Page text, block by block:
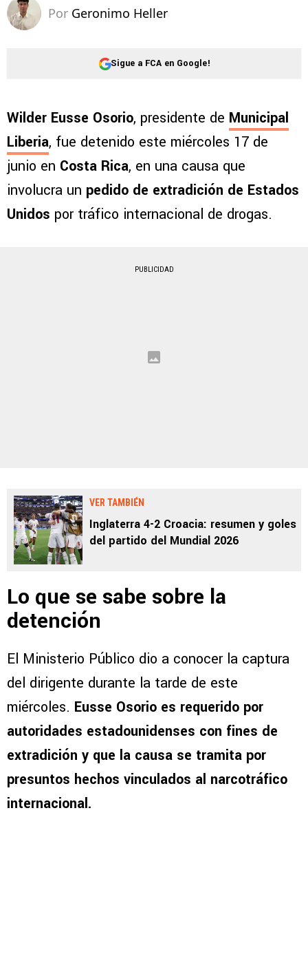
Por Geronimo Heller
Sigue a FCA en Google!
Wilder Eusse Osorio, presidente de Municipal
Liberia, fue detenido este miércoles 17 de
junio en Costa Rica, en una causa que
involucra un pedido de extradición de Estados
Unidos por tráfico internacional de drogas.
PUBLICIDAD
VER TAMBIÉN
Inglaterra 4-2 Croacia: resumen y goles
del partido del Mundial 2026
Lo que se sabe sobre la
detención
El Ministerio Público dio a conocer la captura
del dirigente durante la tarde de este
miércoles. Eusse Osorio es requerido por
autoridades estadounidenses con fines de
extradición y que la causa se tramita por
presuntos hechos vinculados al narcotráfico
internacional.